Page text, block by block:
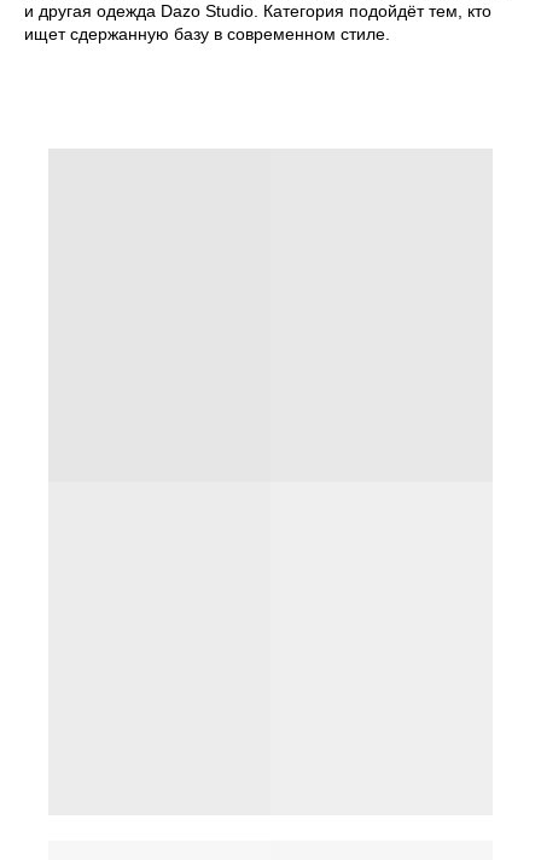
и другая одежда Dazo Studio. Категория подойдёт тем, кто
ищет сдержанную базу в современном стиле.